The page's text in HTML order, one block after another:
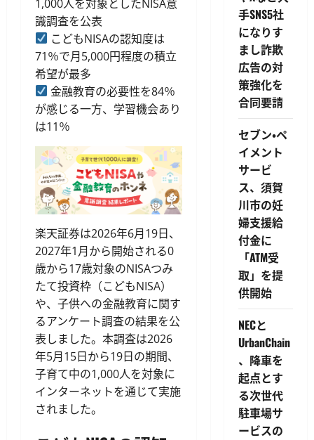
1,000人を対象としたNISA意
識調査を公表
こどもNISAの認知度は
71％で月5,000円程度の積立
希望が最多
金融教育の必要性を84％
が感じる一方、学習機会あり
は11％
楽天証券は2026年6月19日、
2027年1月から開始される0
歳から17歳対象のNISAつみ
たて投資枠（こどもNISA）
や、子供への金融教育に関す
るアンケート調査の結果を公
表しました。本調査は2026
年5月15日から19日の期間、
子育て中の1,000人を対象に
インターネットを通じて実施
されました。
手SNS5社
になりす
まし詐欺
広告の対
策強化を
合同要請
セブン・ペ
イメント
サービ
ス、須賀
川市の妊
婦支援給
付金に
「ATM受
取」を提
供開始
NECと
UrbanChain
、降車を
起点とす
る次世代
駐車場サ
ービスの